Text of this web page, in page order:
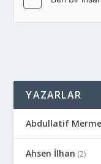
YAZARLAR
Abdullatif
Ahsen İlhan (2)